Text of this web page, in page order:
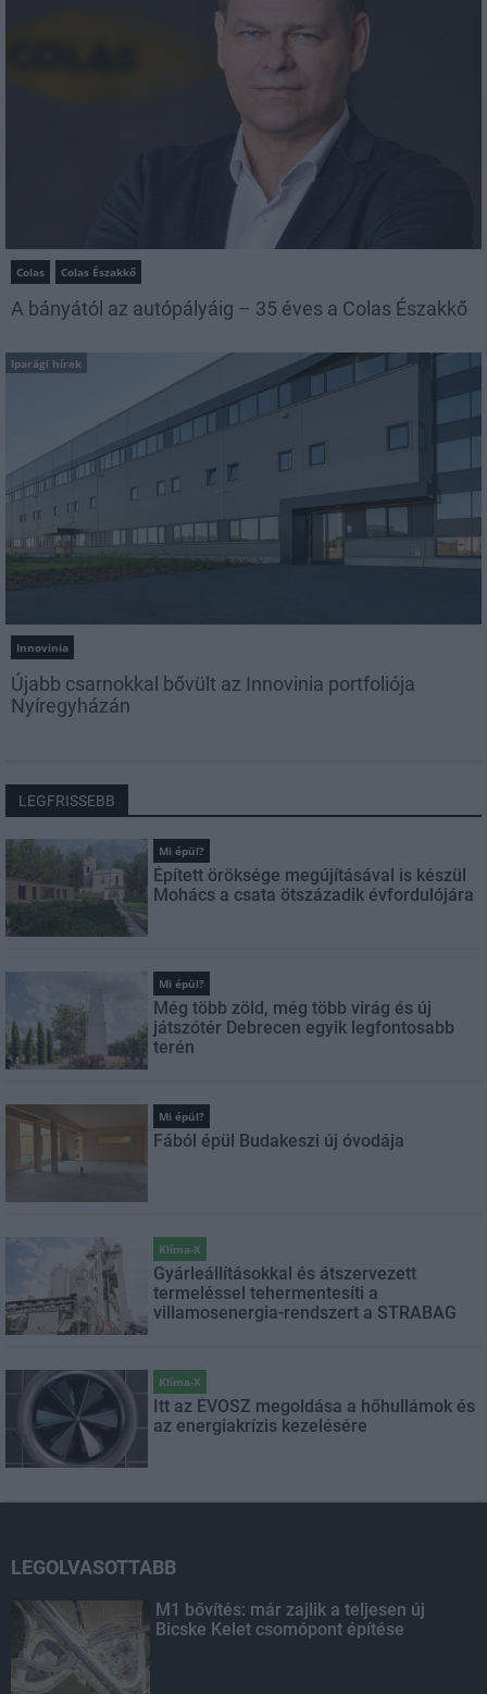
Colas Colas Északkő
A bányától az autópályáig – 35 éves a Colas Északkő
Iparági hírek
Innovinia
Újabb csarnokkal bővült az Innovinia portfoliója
Nyíregyházán
LEGFRISSEBB
Mi épül?
Épített öröksége megújításával is készül
Mohács a csata ötszázadik évfordulójára
Mi épül?
Még több zöld, még több virág és új
játszótér Debrecen egyik legfontosabb
terén
Mi épül?
Fából épül Budakeszi új óvodája
Klíma-X
Gyárleállításokkal és átszervezett
termeléssel tehermentesíti a
villamosenergia-rendszert a STRABAG
Klíma-X
Itt az ÉVOSZ megoldása a hőhullámok és
az energiakrízis kezelésére
LEGOLVASOTTABB
M1 bővítés: már zajlik a teljesen új
Bicske Kelet csomópont építése